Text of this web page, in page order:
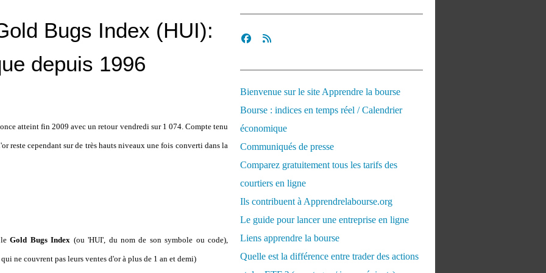
Bugs Index (HUI):
depuis 1996
atteint fin 2009 avec un retour vendredi sur 1 074. Compte tenu
reste cependant sur de très hauts niveaux une fois converti dans la
leGold Bugs Index (ou 'HUI', du nom de son symbole ou code),
ne couvrent pas leurs ventes d'or à plus de 1 an et demi)
Bienvenue sur le site Apprendre la bourse
Bourse : indices en temps réel / Calendrier
économique
Communiqués de presse
Comparez gratuitement tous les tarifs des
courtiers en ligne
Ils contribuent à Apprendrelabourse.org
Le guide pour lancer une entreprise en ligne
Liens apprendre la bourse
Quelle est la différence entre trader des actions